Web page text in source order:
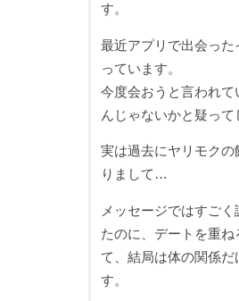
す。
最近アプリで出会っ
っています。
今度会おうと言われ
んじゃないかと疑って
実は過去にヤリモク
りまして…
メッセージではすご
たのに、デートを重ね
て、結局は体の関係だ
す。